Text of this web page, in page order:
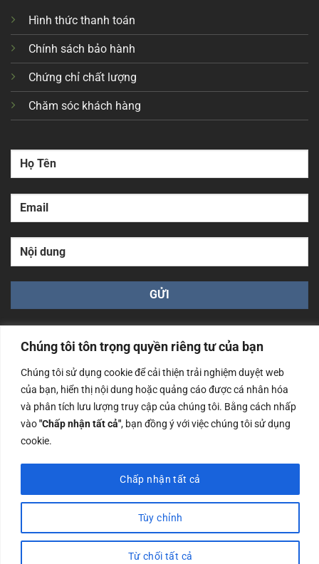
Chúng tôi tôn trọng quyền riêng tư của bạn
Chúng tôi sử dụng cookie để cải thiện trải nghiệm duyệt web
của bạn, hiển thị nội dung hoặc quảng cáo được cá nhân hóa
và phân tích lưu lượng truy cập của chúng tôi. Bằng cách nhấp
vào"Chấp nhận tất cả", bạn đồng ý với việc chúng tôi sử dụng
cookie.
Tùy chỉnh
Từ chối tất cả
Chấp nhận tất cả
Hình thức thanh toán
Chính sách bảo hành
Chứng chỉ chất lượng
Chăm sóc khách hàng
Công ty TNHH Nam Bình Xương - Số ĐKKD: 0108783483
cấp ngày 14/06/2019 bởi Sở Kế Hoạch và Đầu Tư Tp. Hà
Nội
Copyrights @2023 Nam Binh Xuong. All Rights Reserved